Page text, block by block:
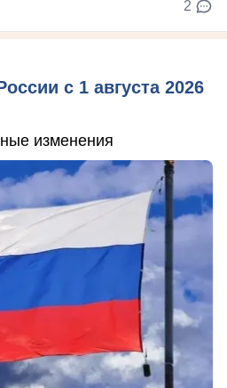
2
с 1 августа 2026
изменения